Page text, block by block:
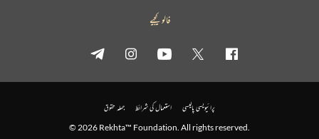
فالو کیجیے
پرائیویسی پالیسی استعمال کی شرائط جملہ حقوق
© 2026 Rekhta™ Foundation. All rights reserved.